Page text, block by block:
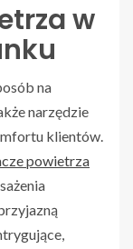
w
na
narzędzie
klientów.
powietrza